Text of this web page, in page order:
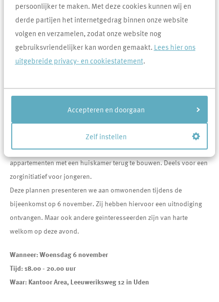
persoonlijker te maken. Met deze cookies kunnen wij en
derde partijen het internetgedrag binnen onze website
volgen en verzamelen, zodat onze website nog
gebruiksvriendelijker kan worden gemaakt. Lees hier ons
uitgebreide privacy- en cookiestatement.
Accepteren en doorgaan
Zelf instellen
Wanneer: Dinsdag 5 november
Tijd: 18.00 - 20.00 uur
Waar: Kantoor Area, Leeuweriksweg 12 in Uden
Graag aanmelden via info@areawonen.nl
Informatieavond plannen Uden-West
Op de locatie waar 14 woningen gesloopt worden, aan de
Kerkakker- en Smidsstraat hebben we plannen om 24
appartementen met een huiskamer terug te bouwen. Deels voor een
zorginitiatief voor jongeren.
Deze plannen presenteren we aan omwonenden tijdens de
bijeenkomst op 6 november. Zij hebben hiervoor een uitnodiging
ontvangen. Maar ook andere geïnteresseerden zijn van harte
welkom op deze avond.
Wanneer: Woensdag 6 november
Tijd: 18.00 - 20.00 uur
Waar: Kantoor Area, Leeuweriksweg 12 in Uden